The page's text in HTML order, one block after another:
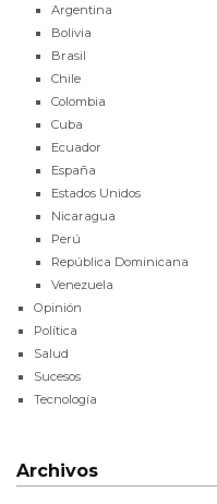
Argentina
Bolivia
Brasil
Chile
Colombia
Cuba
Ecuador
España
Estados Unidos
Nicaragua
Perú
República Dominicana
Venezuela
Opinión
Política
Salud
Sucesos
Tecnología
Archivos